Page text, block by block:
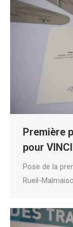
Première
pour
Pose de la
Rueil-